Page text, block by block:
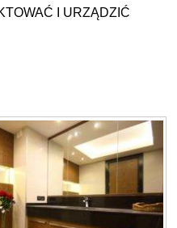
I URZĄDZIĆ